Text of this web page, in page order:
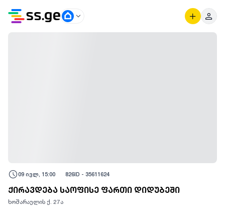
09 ივლ, 15:00 826ID - 35611624
ქირავდება საოფისე ფართი დიდუბეში
ხოშარაულის ქ. 27ა